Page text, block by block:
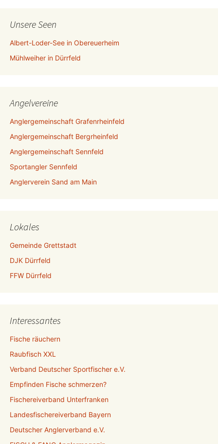
Unsere Seen
Albert-Loder-See in Obereuerheim
Mühlweiher in Dürrfeld
Angelvereine
Anglergemeinschaft Grafenrheinfeld
Anglergemeinschaft Bergrheinfeld
Anglergemeinschaft Sennfeld
Sportangler Sennfeld
Anglerverein Sand am Main
Lokales
Gemeinde Grettstadt
DJK Dürrfeld
FFW Dürrfeld
Interessantes
Fische räuchern
Raubfisch XXL
Verband Deutscher Sportfischer e.V.
Empfinden Fische schmerzen?
Fischereiverband Unterfranken
Landesfischereiverband Bayern
Deutscher Anglerverband e.V.